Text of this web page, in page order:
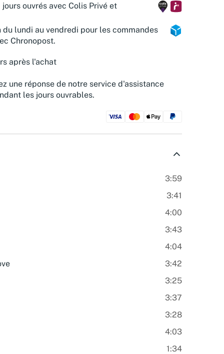
ouvrés avec Colis Privé et
lundi au vendredi pour les commandes
Chronopost.
après l'achat
une réponse de notre service d'assistance
les jours ouvrables.
3:59
3:41
4:00
3:43
4:04
3:42
3:25
3:37
3:28
4:03
1:34